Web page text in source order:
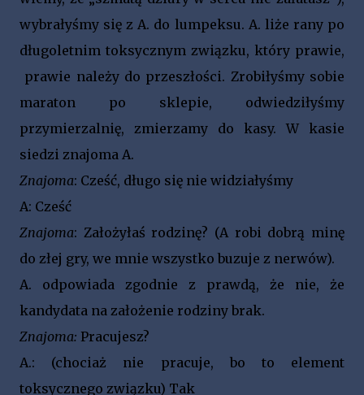
wybrałyśmy się z A. do lumpeksu. A. liże rany po
długoletnim toksycznym związku, który prawie,
prawie należy do przeszłości. Zrobiłyśmy sobie
maraton po sklepie, odwiedziłyśmy
przymierzalnię, zmierzamy do kasy. W kasie
siedzi znajoma A.
Znajoma: Cześć, długo się nie widziałyśmy
A: Cześć
Znajoma: Założyłaś rodzinę? (A robi dobrą minę
do złej gry, we mnie wszystko buzuje z nerwów).
A. odpowiada zgodnie z prawdą, że nie, że
kandydata na założenie rodziny brak.
Znajoma: Pracujesz?
A.: (chociaż nie pracuje, bo to element
toksycznego związku) Tak